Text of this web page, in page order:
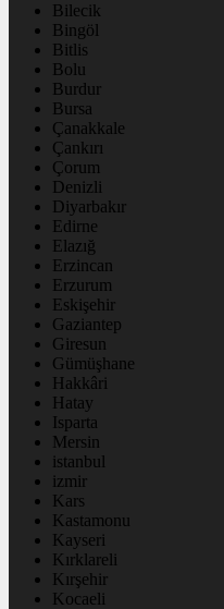
Bilecik
Bingöl
Bitlis
Bolu
Burdur
Bursa
Çanakkale
Çankırı
Çorum
Denizli
Diyarbakır
Edirne
Elazığ
Erzincan
Erzurum
Eskişehir
Gaziantep
Giresun
Gümüşhane
Hakkâri
Hatay
Isparta
Mersin
istanbul
izmir
Kars
Kastamonu
Kayseri
Kırklareli
Kırşehir
Kocaeli